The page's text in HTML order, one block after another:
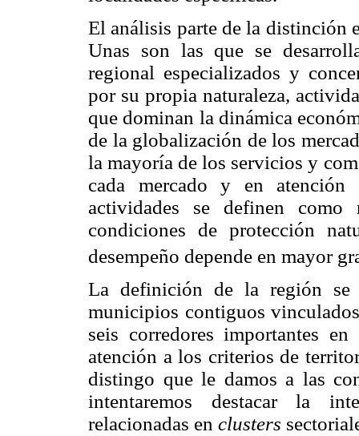
El análisis parte de la distinción
Unas son las que se
regional especializados y
por su propia naturaleza,
que dominan la dinámica
de la globalización de los
la mayoría de los servicios y
cada mercado y en
actividades se definen
condiciones de protección
desempeño depende en mayor
La definición de la región
municipios contiguos
seis corredores importantes
atención a los criterios de
distingo que le damos a las
intentaremos destacar la
relacionadas en clusters